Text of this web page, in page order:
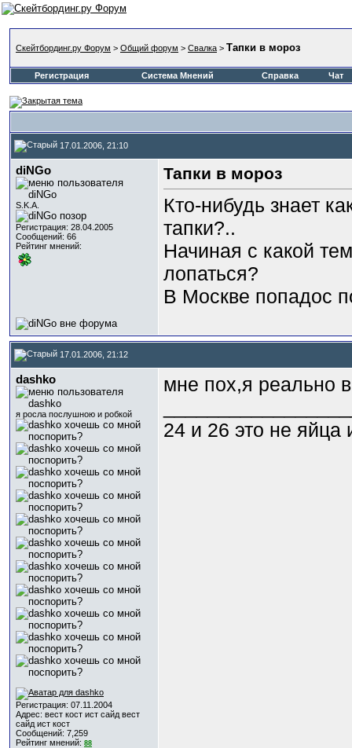
Скейтбординг.ру Форум > Общий форум > Свалка > Тапки в мороз
Регистрация Система Мнений Справка Чат
17.01.2006, 21:10
diNGo
S.K.A.
Регистрация: 28.04.2005
Сообщений: 66
Рейтинг мнений:
Тапки в мороз
Кто-нибудь знает
тапки?..
Начиная с какой
лопаться?
В Москве попадос
17.01.2006, 21:12
dashko
я росла послушною и робкой
Регистрация: 07.11.2004
Адрес: вест кост ист сайд вест
сайд ист кост
Сообщений: 7,259
Рейтинг мнений: 88
мне пох,я реально
24 и 26 это не яйца